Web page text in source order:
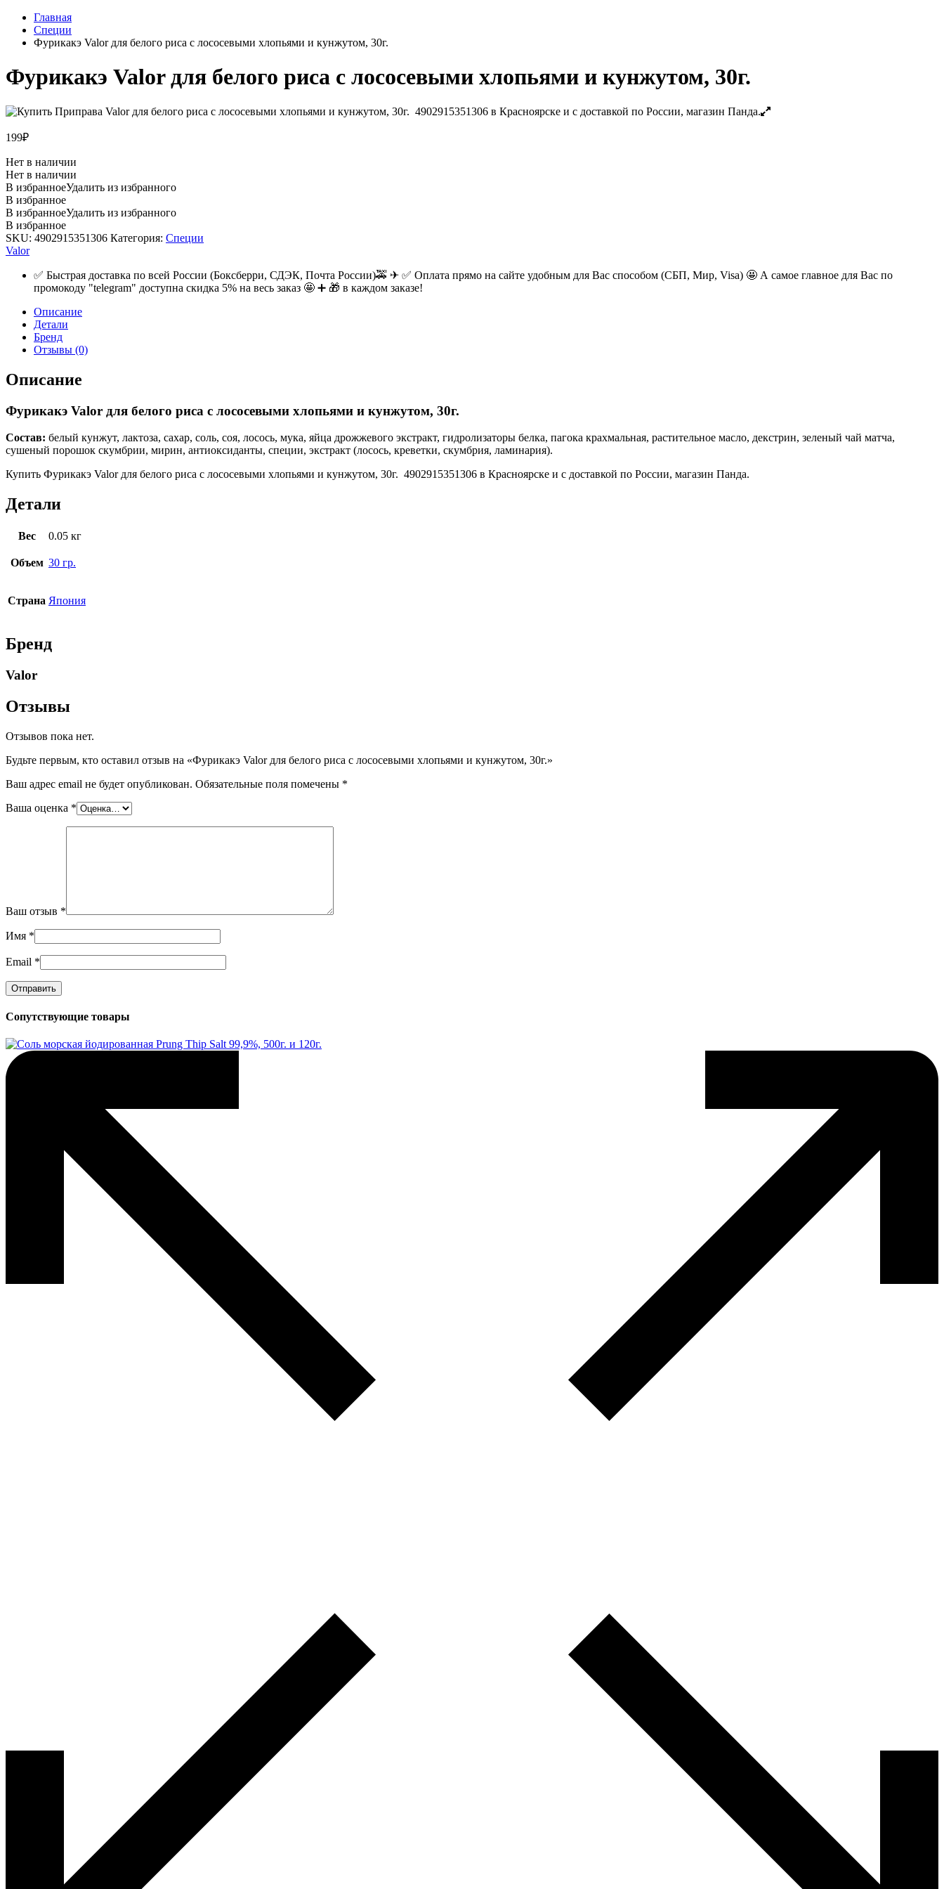
Главная
Специи
Фурикакэ Valor для белого риса с лососевыми хлопьями и кунжутом, 30г.
Фурикакэ Valor для белого риса с лососевыми хлопьями и кунжутом, 30г.
199₽
Нет в наличии
Нет в наличии
В избранноеУдалить из избранного
В избранное
В избранноеУдалить из избранного
В избранное
SKU: 4902915351306 Категория: Специи
Valor
✅ Быстрая доставка по всей России (Боксберри, СДЭК, Почта России)🚕 ✈ ✅ Оплата прямо на сайте удобным для Вас способом (СБП, Мир, Visa) 🤩 А самое главное для Вас по
промокоду "telegram" доступна скидка 5% на весь заказ 🤩 ➕ 🎁 в каждом заказе!
Описание
Детали
Бренд
Отзывы (0)
Описание
Фурикакэ Valor для белого риса с лососевыми хлопьями и кунжутом, 30г.
Состав: белый кунжут, лактоза, сахар, соль, соя, лосось, мука, яйца дрожжевого экстракт, гидролизаторы белка, пагока крахмальная, растительное масло, декстрин, зеленый чай матча,
сушеный порошок скумбрии, мирин, антиоксиданты, специи, экстракт (лосось, креветки, скумбрия, ламинария).
Купить Фурикакэ Valor для белого риса с лососевыми хлопьями и кунжутом, 30г. 4902915351306 в Красноярске и с доставкой по России, магазин Панда.
Детали
Вес 0.05 кг
Объем 30 гр.
Страна Япония
Бренд
Valor
Отзывы
Отзывов пока нет.
Будьте первым, кто оставил отзыв на «Фурикакэ Valor для белого риса с лососевыми хлопьями и кунжутом, 30г.»
Ваш адрес email не будет опубликован. Обязательные поля помечены *
Ваша оценка *
Ваш отзыв *
Имя *
Email *
Сопутствующие товары